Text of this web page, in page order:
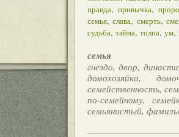
правда,привычка,
семья,слава, смерть,
судьба, тайна, толпа, ум,
семья
гнездо, двор,
домохозяйка,
семейственность,
по-семейному,
семьянистый,